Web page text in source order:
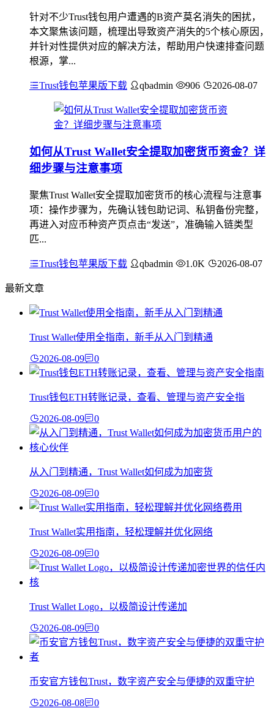
针对不少Trust钱包用户遭遇的B资产莫名消失的困扰，
本文聚焦该问题，梳理出导致资产消失的5个核心原因，
并针对性提供对应的解决方法，帮助用户快速排查问题
根源，掌...
Trust钱包苹果版下载 qbadmin 906 2026-08-07
如何从Trust Wallet安全提取加密货币资金？详
细步骤与注意事项
聚焦Trust Wallet安全提取加密货币的核心流程与注意事
项：操作步骤为，先确认钱包助记词、私钥备份完整，
再进入对应币种资产页点击“发送”，准确输入链类型
匹...
Trust钱包苹果版下载 qbadmin 1.0K 2026-08-07
最新文章
Trust Wallet使用全指南，新手从入门到精通
2026-08-09 0
Trust钱包ETH转账记录，查看、管理与资产安全指
2026-08-09 0
从入门到精通，Trust Wallet如何成为加密货
2026-08-09 0
Trust Wallet实用指南，轻松理解并优化网络
2026-08-09 0
Trust Wallet Logo，以极简设计传递加
2026-08-09 0
币安官方钱包Trust，数字资产安全与便捷的双重守护
2026-08-08 0